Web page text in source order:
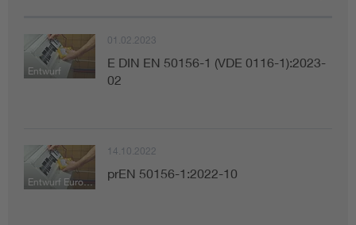
Entwurf
01.02.2023
E DIN EN 50156-1 (VDE 0116-1):2023-
02
14.10.2022
prEN 50156-1:2022-10